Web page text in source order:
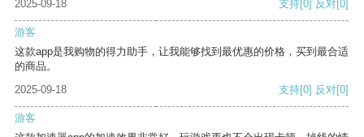
2025-09-18
支持[0] 反对[0]
游客
这款app是我购物的得力助手，让我能够找到最优惠的价格，买到最合适
的商品。
2025-09-18
支持[0] 反对[0]
游客